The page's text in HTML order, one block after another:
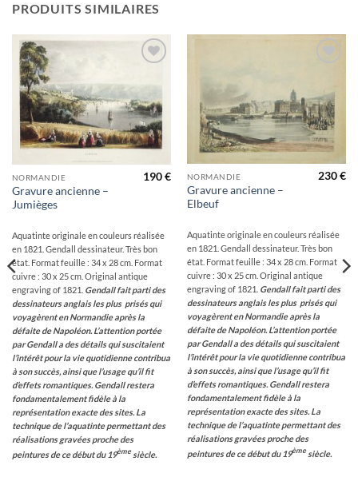
PRODUITS SIMILAIRES
à la
NORMANDIE
Gravure ancienne –
Jumièges
190€
Aquatinte originale en couleurs réalisée
en 1821. Gendall dessinateur. Très bon
état. Format feuille : 34 x 28 cm. Format
cuivre : 30 x 25 cm. Original antique
engraving of 1821. Gendall fait parti des
dessinateurs anglais les plus prisés qui
voyagèrent en Normandie après la
défaite de Napoléon. L’attention portée
par Gendall a des détails qui suscitaient
l’intérêt pour la vie quotidienne contribua
à son succès, ainsi que l’usage qu’il fit
d’effets romantiques. Gendall restera
fondamentalement fidèle à la
représentation exacte des sites. La
technique de l’aquatinte permettant des
réalisations gravées proche des
peintures de ce début du 19èmesiècle.
wishlist
NORMANDIE
Gravure ancienne –
Elbeuf
230€
Aquatinte originale en couleurs réalisée
en 1821. Gendall dessinateur. Très bon
état. Format feuille : 34 x 28 cm. Format
cuivre : 30 x 25 cm. Original antique
engraving of 1821. Gendall fait parti des
dessinateurs anglais les plus prisés qui
voyagèrent en Normandie après la
défaite de Napoléon. L’attention portée
par Gendall a des détails qui suscitaient
l’intérêt pour la vie quotidienne contribua
à son succès, ainsi que l’usage qu’il fit
d’effets romantiques. Gendall restera
fondamentalement fidèle à la
représentation exacte des sites. La
technique de l’aquatinte permettant des
réalisations gravées proche des
peintures de ce début du 19èmesiècle.